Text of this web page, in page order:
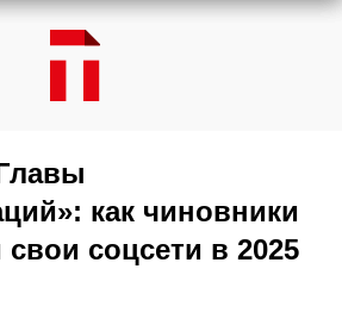
как чиновники
свои соцсети в 2025